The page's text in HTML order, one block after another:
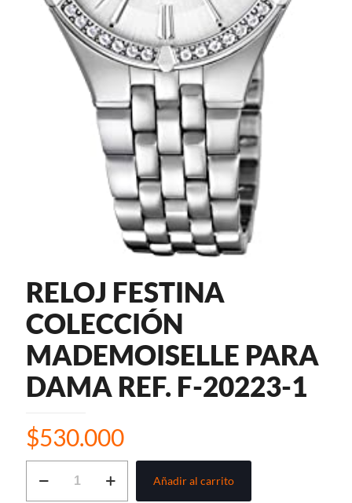
RELOJ FESTINA
COLECCIÓN
MADEMOISELLE PARA
DAMA REF. F-20223-1
$530.000
FESTINA
Añadir al carrito